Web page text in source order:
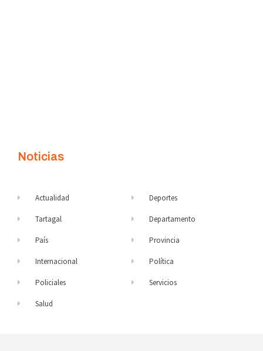
Noticias
Actualidad
Tartagal
País
Internacional
Policiales
Salud
Deportes
Departamento
Provincia
Política
Servicios